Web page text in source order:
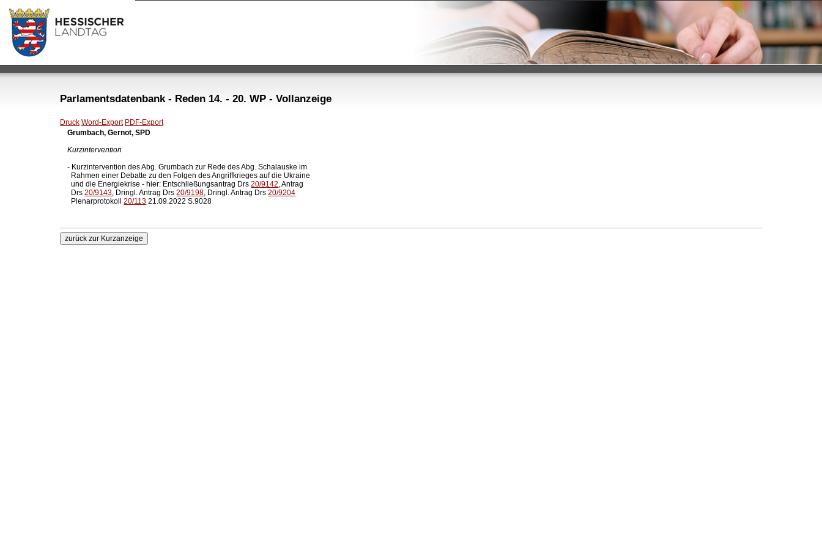
Parlamentsdatenbank - Reden 14. - 20. WP - Vollanzeige
Druck Word-Export PDF-Export
Grumbach, Gernot, SPD
Kurzintervention
- Kurzintervention des Abg. Grumbach zur Rede des Abg. Schalauske im
  Rahmen einer Debatte zu den Folgen des Angriffkrieges auf die Ukraine
  und die Energiekrise - hier: Entschließungsantrag Drs
20/9142, Antrag
  Drs
20/9143, Dringl. Antrag Drs 20/9198, Dringl. Antrag Drs 20/9204
  Plenarprotokoll
20/113 21.09.2022 S.9028